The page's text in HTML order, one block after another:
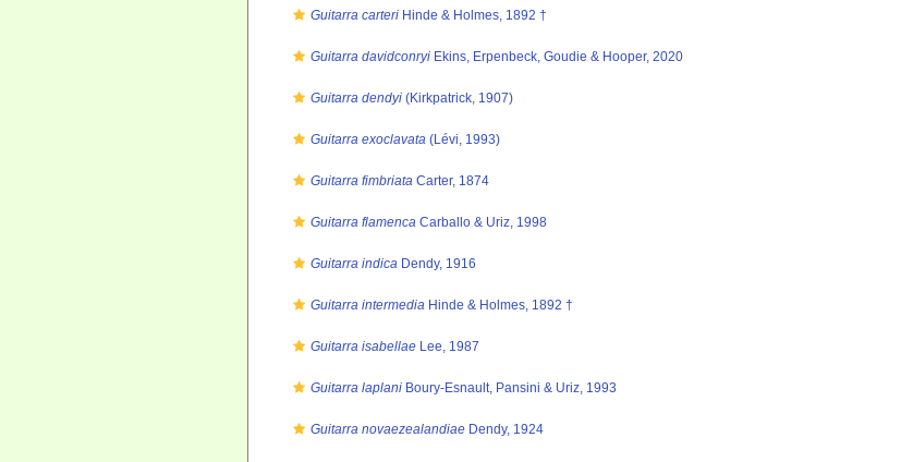
Guitarra carteri Hinde & Holmes, 1892 †
Guitarra davidconryi Ekins, Erpenbeck, Goudie & Hooper, 2020
Guitarra dendyi (Kirkpatrick, 1907)
Guitarra exoclavata (Lévi, 1993)
Guitarra fimbriata Carter, 1874
Guitarra flamenca Carballo & Uriz, 1998
Guitarra indica Dendy, 1916
Guitarra intermedia Hinde & Holmes, 1892 †
Guitarra isabellae Lee, 1987
Guitarra laplani Boury-Esnault, Pansini & Uriz, 1993
Guitarra novaezealandiae Dendy, 1924